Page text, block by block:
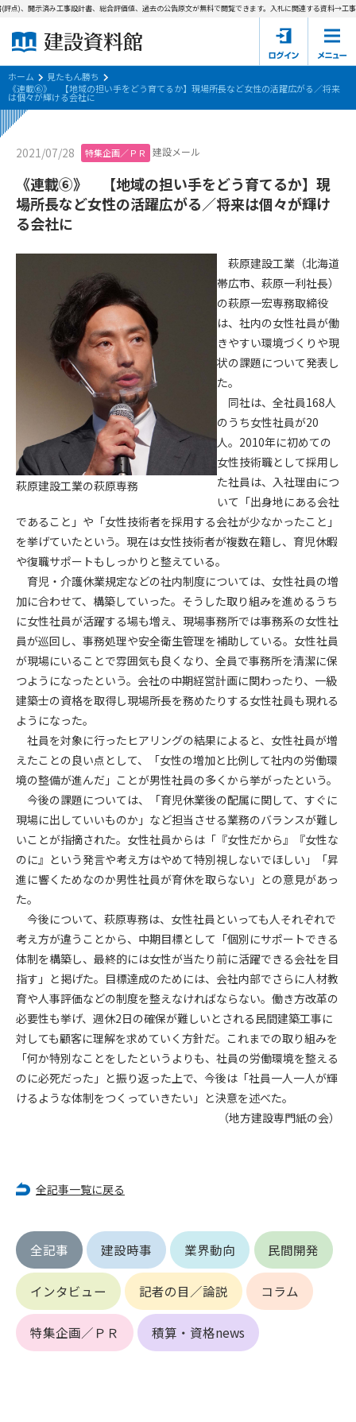
建設資料館とは
東京都の入札資料
国土交通省の入札資料
見たもん勝ち
サポーター会員一覧
会社概要
個人情報保護方針
会員規約
)、開示済み工事設計書、総合評価値、過去の公告原文が無料で閲覧できます。入札に関連する資料→工事費
ホーム
見たもん勝ち
《連載⑥》 【地域の担い手をどう育てるか】現場所長など女性の活躍広がる／将来
は個々が輝ける会社に
2021/07/28 特集企画／ＰＲ 建設メール
《連載⑥》 【地域の担い手をどう育てるか】現
場所長など女性の活躍広がる／将来は個々が輝け
る会社に
萩原建設工業の萩原専務
萩原建設工業（北海道
帯広市、萩原一利社長）
の萩原一宏専務取締役
は、社内の女性社員が働
きやすい環境づくりや現
状の課題について発表し
た。
同社は、全社員168人
のうち女性社員が20
人。2010年に初めての
女性技術職として採用し
た社員は、入社理由につ
いて「出身地にある会社
であること」や「女性技術者を採用する会社が少なかったこと」
を挙げていたという。現在は女性技術者が複数在籍し、育児休暇
や復職サポートもしっかりと整えている。
育児・介護休業規定などの社内制度については、女性社員の増
加に合わせて、構築していった。そうした取り組みを進めるうち
に女性社員が活躍する場も増え、現場事務所では事務系の女性社
員が巡回し、事務処理や安全衛生管理を補助している。女性社員
が現場にいることで雰囲気も良くなり、全員で事務所を清潔に保
つようになったという。会社の中期経営計画に関わったり、一級
建築士の資格を取得し現場所長を務めたりする女性社員も現れる
ようになった。
社員を対象に行ったヒアリングの結果によると、女性社員が増
えたことの良い点として、「女性の増加と比例して社内の労働環
境の整備が進んだ」ことが男性社員の多くから挙がったという。
今後の課題については、「育児休業後の配属に関して、すぐに
現場に出していいものか」など担当させる業務のバランスが難し
いことが指摘された。女性社員からは「『女性だから』『女性な
のに』という発言や考え方はやめて特別視しないでほしい」「昇
進に響くためなのか男性社員が育休を取らない」との意見があっ
た。
今後について、萩原専務は、女性社員といっても人それぞれで
考え方が違うことから、中期目標として「個別にサポートできる
体制を構築し、最終的には女性が当たり前に活躍できる会社を目
指す」と掲げた。目標達成のためには、会社内部でさらに人材教
育や人事評価などの制度を整えなければならない。働き方改革の
必要性も挙げ、週休2日の確保が難しいとされる民間建築工事に
対しても顧客に理解を求めていく方針だ。これまでの取り組みを
「何か特別なことをしたというよりも、社員の労働環境を整える
のに必死だった」と振り返った上で、今後は「社員一人一人が輝
けるような体制をつくっていきたい」と決意を述べた。
（地方建設専門紙の会）
全記事一覧に戻る
全記事 建設時事 業界動向 民間開発
インタビュー 記者の目／論説 コラム
特集企画／ＰＲ 積算・資格news
パスワードの再発行
第1条（規約の目的）
1. 本規約は、建設資料館が提供するサポーター会あ本員、無料
会員サービスの利用条件等について定めるものです。
第2条（規約の変更）
本規約は、会員の了承を得ることなく、随時変更されることが
あります。変更内容は、建設資料館WEB上に表示した時点で直
ちに全ての会員が了承したものとみなします。
第4条（会員審査および資格の取り消し）
会員とは、本規約を承諾の上、所定の会員申込手続きを完了
後、管理者がこれを承認した者をいいます。
第4条（会員の定義と登録）
1. 管理者は前条により審査の結果、会員申込みをした者が以下
の何れかの項目に該当することがわかった場合、その者の会
員としての権限を承認しないことがあります。
(1) 会員申し込みをした者が実在しなかった場合
(2) 本規約に違反した場合/li>
(3) 会員申し込みの際、申告事項に虚偽があった場合
(4) 会員申込者が管理者所定の手続き通りに会員申込手続き処
理を行わなかった場合
(5) その他管理者が会員とすることを不適当と判断した場合
2. 管理者は承認後であっても承認した会員が前項の何れかに該
当することが判明した場合、会員資格を取り消すことがあり
ます。
第5条（IDおよびパスワードの管理）
1. 会員は申込の際に管理者が発行したIDおよびパスワードの使
用および管理について責任を負うものとします。
2. 会員は、自己のIDおよびパスワードを、貸与、譲渡、売買、
その他形態を問わず、第三者に利用させることはできませ
ん。
3. 会員は、IDおよびパスワードの管理不十分、使用上の過誤、
第三者（他の会員を含む）の使用等による損害について責任
を負うものとし、管理者は一切責任を負いません。
1. 会員は建設資料館WEB上で以下の行為をしないものとしま
す。
(1) 第三者または管理者の著作権、その他知的所有権を侵害す
る行為
(2) 第三者または管理者の財産、プライバシー等を侵害する行
為
(3) 第三者または管理者を誹謗中傷する行為
(4) 有害なコンピュータプログラム等を送信又は書き込む行為
(5) 第三者に不利益を与える行為
(6) 管理者が承認していない営利を目的とした行為
(7) 公序良俗に反する行為
に第三者に提供すること
管理者は、会員が登録した内容が以下に該当する、またはその
恐れのあるものは、会員の承諾なく削除できるものとします。
(1) 登録されている情報が、第6条の定める禁止事項に該当する
と管理者が、判断した場合
(2) 建設資料館の運営および保守管理上、必要と判断した場合
(3) 広告掲載料金の支払が遅延した場合
(4) その他、管理者が不適当と判断した場合